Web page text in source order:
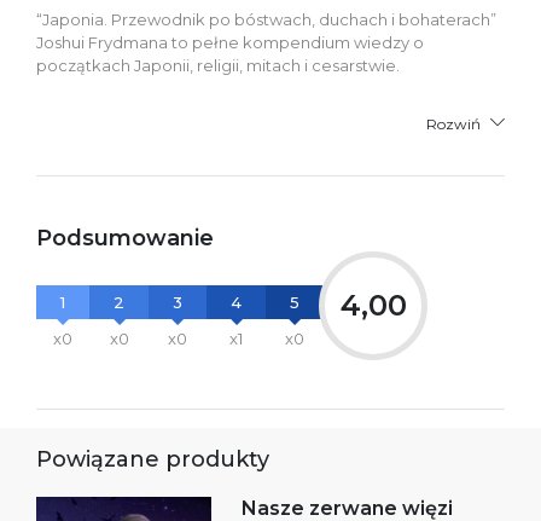
“Japonia. Przewodnik po bóstwach, duchach i bohaterach”
Joshui Frydmana to pełne kompendium wiedzy o
początkach Japonii, religii, mitach i cesarstwie.
Rozwiń
Podsumowanie
1
x0
2
x0
3
x0
4
x1
5
x0
4,00
Powiązane produkty
Nasze zerwane więzi